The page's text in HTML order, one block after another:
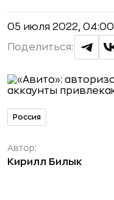
05 июля 2022, 04:00
Поделиться:
Россия
Автор:
Кирилл Билык